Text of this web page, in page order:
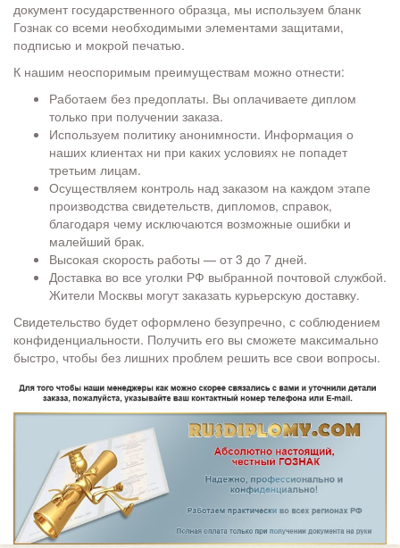
документ государственного образца, мы используем бланк
Гознак со всеми необходимыми элементами защитами,
подписью и мокрой печатью.
К нашим неоспоримым преимуществам можно отнести:
Работаем без предоплаты. Вы оплачиваете диплом
только при получении заказа.
Используем политику анонимности. Информация о
наших клиентах ни при каких условиях не попадет
третьим лицам.
Осуществляем контроль над заказом на каждом этапе
производства свидетельств, дипломов, справок,
благодаря чему исключаются возможные ошибки и
малейший брак.
Высокая скорость работы — от 3 до 7 дней.
Доставка во все уголки РФ выбранной почтовой службой.
Жители Москвы могут заказать курьерскую доставку.
Свидетельство будет оформлено безупречно, с соблюдением
конфиденциальности. Получить его вы сможете максимально
быстро, чтобы без лишних проблем решить все свои вопросы.